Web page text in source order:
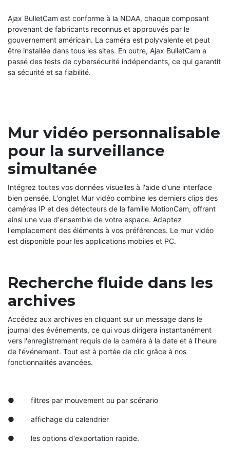
Ajax BulletCam est conforme à la NDAA, chaque composant
provenant de fabricants reconnus et approuvés par le
gouvernement américain. La caméra est polyvalente et peut
être installée dans tous les sites. En outre, Ajax BulletCam a
passé des tests de cybersécurité indépendants, ce qui garantit
sa sécurité et sa fiabilité.
Mur vidéo personnalisable
pour la surveillance
simultanée
Intégrez toutes vos données visuelles à l'aide d'une interface
bien pensée. L'onglet Mur vidéo combine les derniers clips des
caméras IP et des détecteurs de la famille MotionCam, offrant
ainsi une vue d'ensemble de votre espace. Adaptez
l'emplacement des éléments à vos préférences. Le mur vidéo
est disponible pour les applications mobiles et PC.
Recherche fluide dans les
archives
Accédez aux archives en cliquant sur un message dans le
journal des événements, ce qui vous dirigera instantanément
vers l'enregistrement requis de la caméra à la date et à l'heure
de l'événement. Tout est à portée de clic grâce à nos
fonctionnalités avancées.
● filtres par mouvement ou par scénario
● affichage du calendrier
● les options d'exportation rapide.